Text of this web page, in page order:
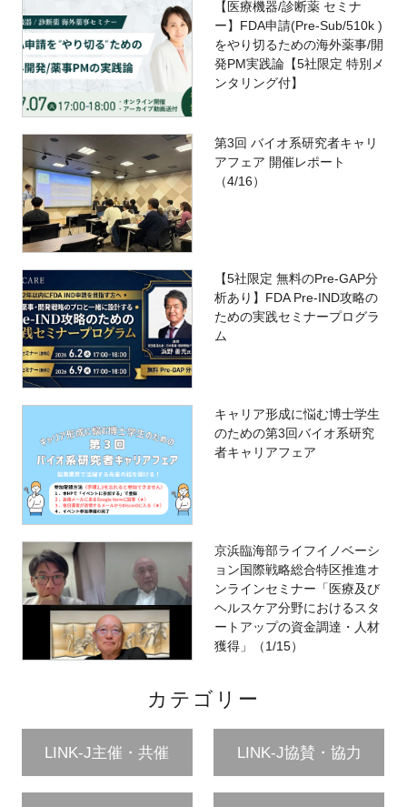
【医療機器/診断薬 セミナ
ー】FDA申請(Pre-Sub/510k )
をやり切るための海外薬事/開
発PM実践論【5社限定 特別メ
ンタリング付】
第3回 バイオ系研究者キャリ
アフェア 開催レポート
（4/16）
【5社限定 無料のPre-GAP分
析あり】FDA Pre-IND攻略の
ための実践セミナープログラ
ム
キャリア形成に悩む博士学生
のための第3回バイオ系研究
者キャリアフェア
京浜臨海部ライフイノベーシ
ョン国際戦略総合特区推進オ
ンラインセミナー「医療及び
ヘルスケア分野におけるスタ
ートアップの資金調達・人材
獲得」（1/15）
カテゴリー
LINK-J主催・共催 LINK-J協賛・協力